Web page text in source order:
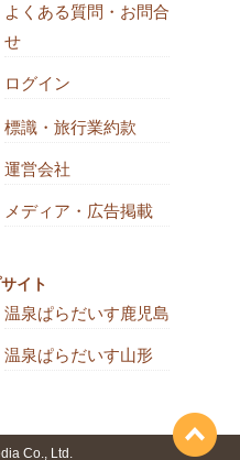
よくある質問・お問合
せ
ログイン
標識・旅行業約款
運営会社
メディア・広告掲載
イト
温泉ぱらだいす鹿児島
温泉ぱらだいす山形
Co., Ltd.